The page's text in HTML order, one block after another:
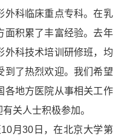
外科临床重点专科。在乳
面积累了丰富经验。去年
外科技术培训研修班，均
到了热烈欢迎。我们希望
各地方医院从事相关工作
关人士积极参加。
月30日，在北京大学第